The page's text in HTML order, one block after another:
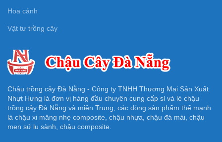
Hoa cảnh
Vật tư trồng cây
Chậu trồng cây Đà Nẵng - Công ty TNHH Thương Mại Sản Xuất
Nhựt Hưng là đơn vị hàng đầu chuyên cung cấp sỉ và lẻ chậu
trồng cây Đà Nẵng và miền Trung, các dòng sản phẩm thế mạnh
là chậu xi măng nhẹ composite, chậu nhựa, chậu đá mài, chậu
men sứ lu sành, chậu composite.